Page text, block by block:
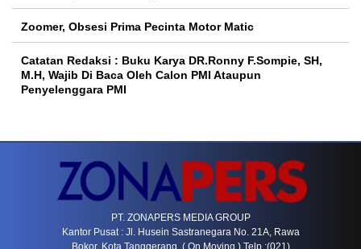
Zoomer, Obsesi Prima Pecinta Motor Matic
Catatan Redaksi : Buku Karya DR.Ronny F.Sompie, SH,
M.H, Wajib Di Baca Oleh Calon PMI Ataupun
Penyelenggara PMI
PT. ZONAPERS MEDIA GROUP
Kantor Pusat : Jl. Husein Sastranegara No. 21A, Rawa
Bokor, Kota Tanggerang. ( On Moving ) Telp :(021)